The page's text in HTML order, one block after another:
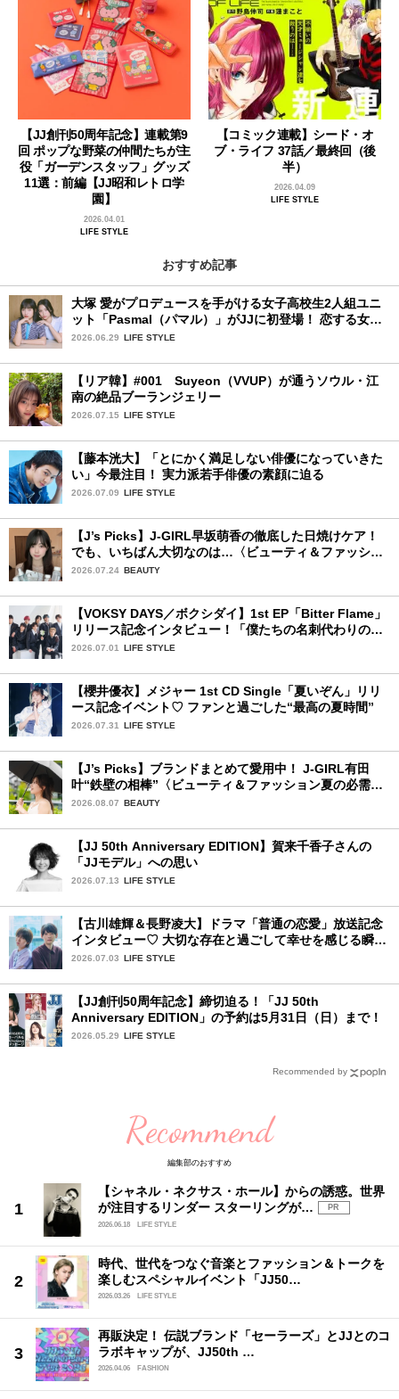
【JJ創刊50周年記念】連載第9
回 ポップな野菜の仲間たちが主
役「ガーデンスタッフ」グッズ
11選：前編【JJ昭和レトロ学
園】
2026.04.01
LIFE STYLE
【コミック連載】シード・オ
ブ・ライフ 37話／最終回（後
半）
2026.04.09
LIFE STYLE
おすすめ記事
大塚 愛がプロデュースを手がける女子高校生2人組ユニ
ット「Pasmal（パマル）」がJJに初登場！ 恋する女の
コのキュンキュンする感情を歌った最新曲「BULL」を
2026.06.29 LIFE STYLE
【リア韓】#001 Suyeon（VVUP）が通うソウル・江
南の絶品ブーランジェリー
2026.07.15 LIFE STYLE
【藤本洸大】「とにかく満足しない俳優になっていきた
い」今最注目！ 実力派若手俳優の素顔に迫る
2026.07.09 LIFE STYLE
【J’s Picks】J-GIRL早坂萌香の徹底した日焼けケア！
でも、いちばん大切なのは…〈ビューティ＆ファッショ
ン夏の必需品〉
2026.07.24 BEAUTY
【VOKSY DAYS／ボクシダイ】1st EP「Bitter Flame」
リリース記念インタビュー！「僕たちの名刺代わりのよ
うなアルバム」
2026.07.01 LIFE STYLE
【櫻井優衣】メジャー 1st CD Single「夏いぞん」リリ
ース記念イベント♡ ファンと過ごした“最高の夏時間”
2026.07.31 LIFE STYLE
【J’s Picks】ブランドまとめて愛用中！ J-GIRL有田
叶“鉄壁の相棒”〈ビューティ＆ファッション夏の必需
品〉
2026.08.07 BEAUTY
【JJ 50th Anniversary EDITION】賀来千香子さんの
「JJモデル」への思い
2026.07.13 LIFE STYLE
【古川雄輝＆長野凌大】ドラマ「普通の恋愛」放送記念
インタビュー♡ 大切な存在と過ごして幸せを感じる瞬間
は？
2026.07.03 LIFE STYLE
【JJ創刊50周年記念】締切迫る！「JJ 50th
Anniversary EDITION」の予約は5月31日（日）まで！
2026.05.29 LIFE STYLE
Recommended by
Recommend
編集部のおすすめ
【シャネル・ネクサス・ホール】からの誘惑。世界
が注目するリンダー スターリングが…
PR
2026.06.18
LIFE STYLE
時代、世代をつなぐ音楽とファッション＆トークを
楽しむスペシャルイベント「JJ50…
2026.03.26 LIFE STYLE
再販決定！ 伝説ブランド「セーラーズ」とJJとのコ
ラボキャップが、JJ50th …
2026.04.06 FASHION